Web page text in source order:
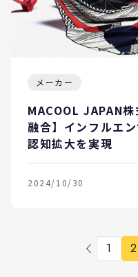
メーカー
MACOOL JAPAN
融合】インフルエ
認知拡大を実現
2024/10/30
1 2